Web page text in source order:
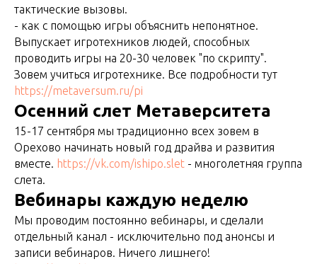
тактические вызовы.
- как с помощью игры объяснить непонятное.
Выпускает игротехников людей, способных
проводить игры на 20-30 человек "по скрипту".
Зовем учиться игротехнике. Все подробности тут
https://metaversum.ru/pi
Осенний слет Метаверситета
15-17 сентября мы традиционно всех зовем в
Орехово начинать новый год драйва и развития
вместе. https://vk.com/ishipo.slet - многолетняя группа
слета.
Вебинары каждую неделю
Мы проводим постоянно вебинары, и сделали
отдельный канал - исключительно под анонсы и
записи вебинаров. Ничего лишнего!